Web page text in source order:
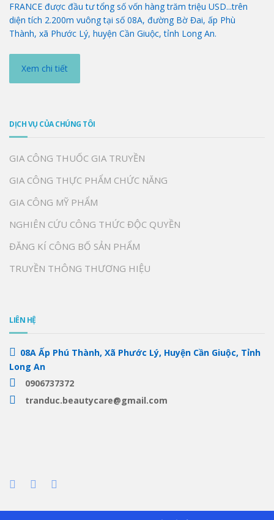
FRANCE được đầu tư tổng số vốn hàng trăm triệu USD...trên
diện tích 2.200m vuông tại số 08A, đường Bờ Đai, ấp Phù
Thành, xã Phước Lý, huyện Cần Giuộc, tỉnh Long An.
Xem chi tiết
DỊCH VỤ CỦA CHÚNG TÔI
GIA CÔNG THUỐC GIA TRUYỀN
GIA CÔNG THỰC PHẨM CHỨC NĂNG
GIA CÔNG MỸ PHẨM
NGHIÊN CỨU CÔNG THỨC ĐỘC QUYỀN
ĐĂNG KÍ CÔNG BỐ SẢN PHẨM
TRUYỀN THÔNG THƯƠNG HIỆU
LIÊN HỆ
08A Ấp Phú Thành, Xã Phước Lý, Huyện Cần Giuộc, Tỉnh
Long An
0906737372
tranduc.beautycare@gmail.com